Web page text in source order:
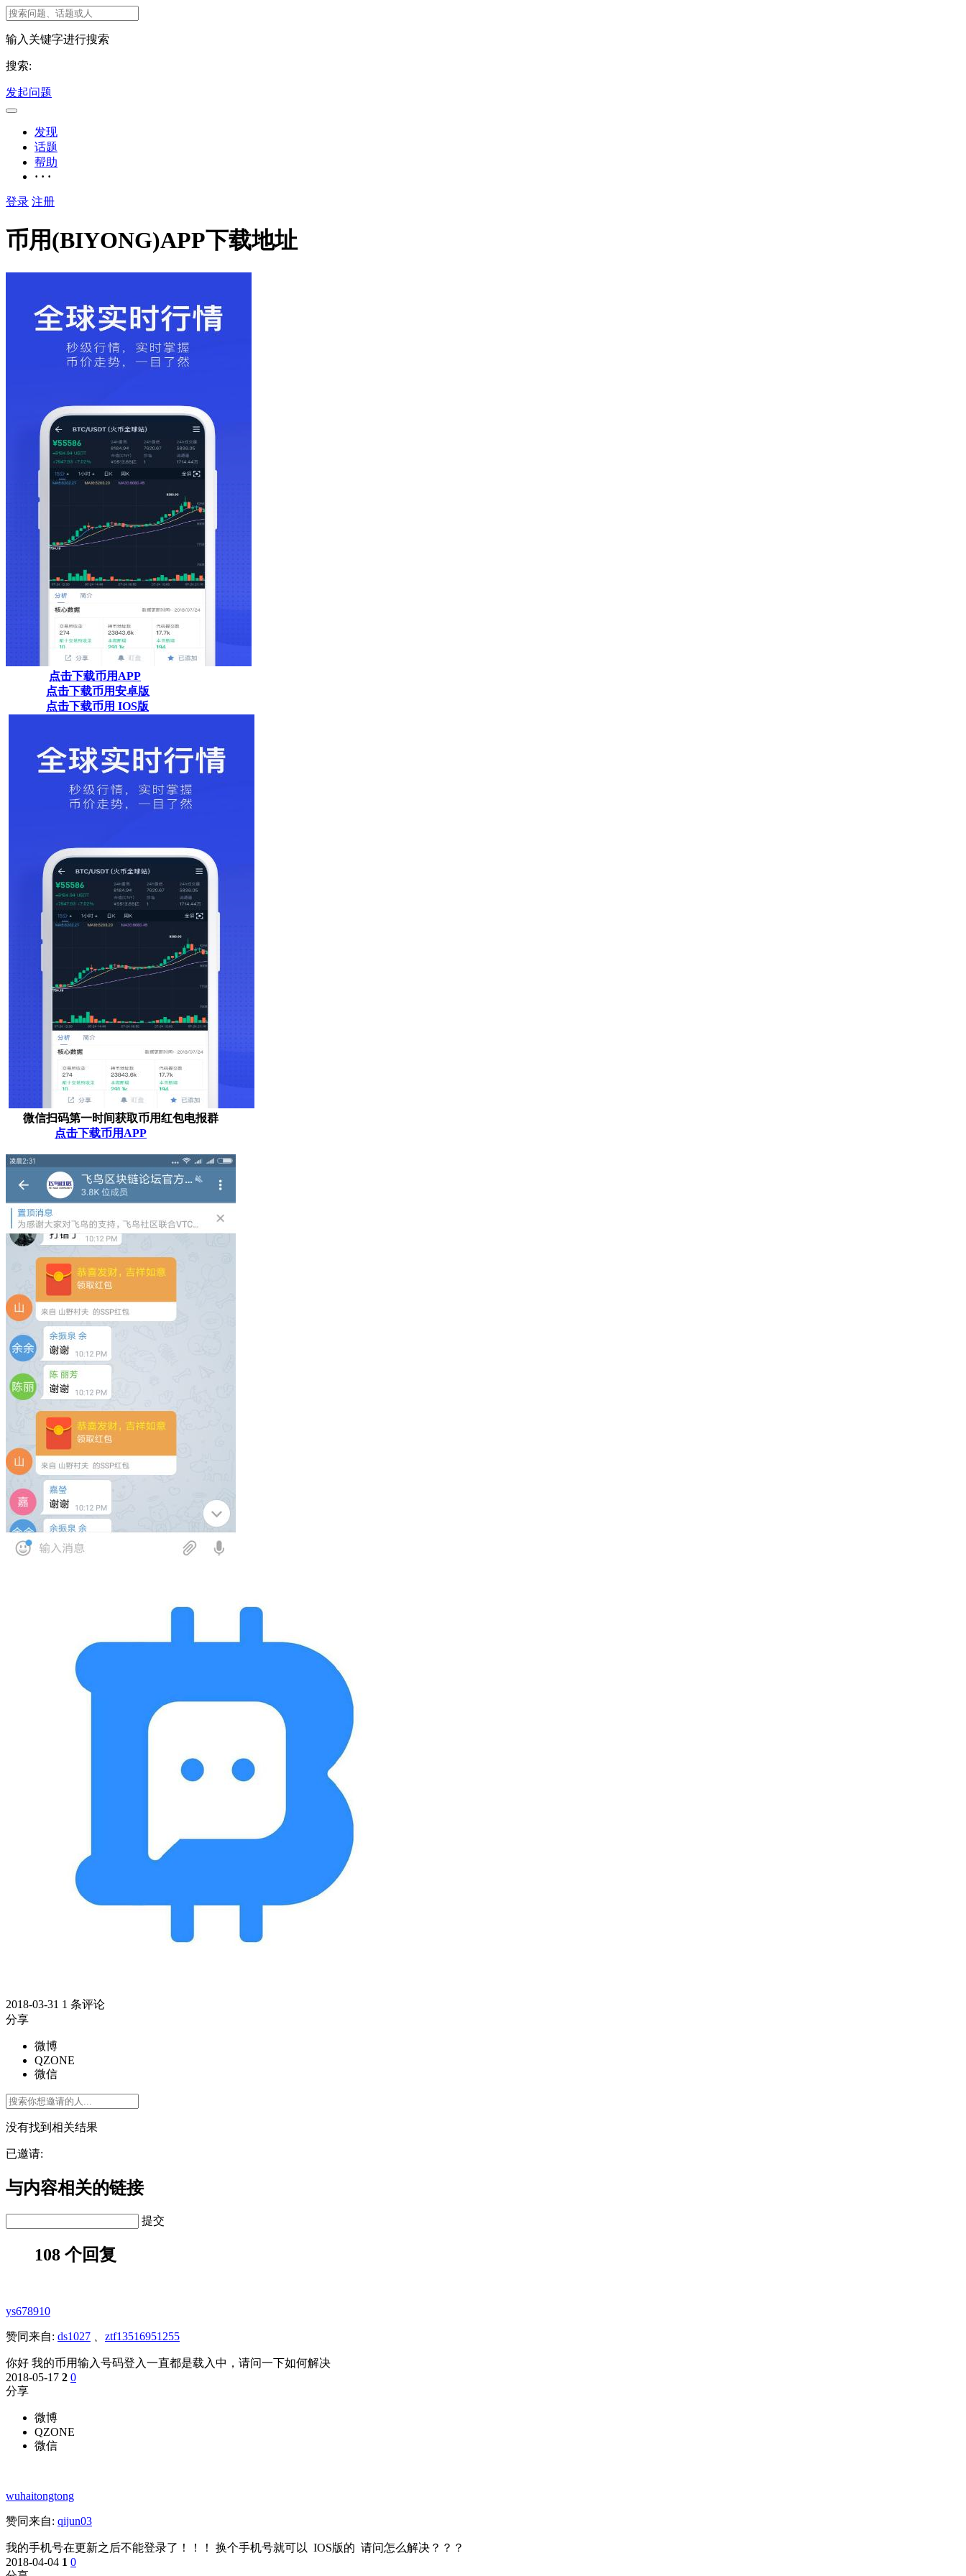
输入关键字进行搜索
搜索:
发起问题
发现
话题
帮助
· · ·
登录 注册
币用(BIYONG)APP下载地址
点击下载币用APP
点击下载币用安卓版
点击下载币用 IOS版
微信扫码第一时间获取币用红包电报群
点击下载币用APP
2018-03-31 1 条评论
分享
微博
QZONE
微信
没有找到相关结果
已邀请:
与内容相关的链接
提交
108 个回复
ys678910
赞同来自: ds1027 、 ztf13516951255
你好 我的币用输入号码登入一直都是载入中，请问一下如何解决
2018-05-17 2 0
分享
微博
QZONE
微信
wuhaitongtong
赞同来自: qijun03
我的手机号在更新之后不能登录了！！！ 换个手机号就可以 IOS版的 请问怎么解决？？？
2018-04-04 1 0